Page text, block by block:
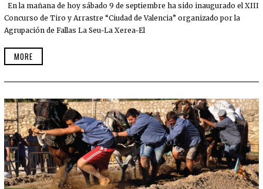
En la mañana de hoy sábado 9 de septiembre ha sido inaugurado el XIII
Concurso de Tiro y Arrastre “Ciudad de Valencia” organizado por la
Agrupación de Fallas La Seu-La Xerea-El
MORE